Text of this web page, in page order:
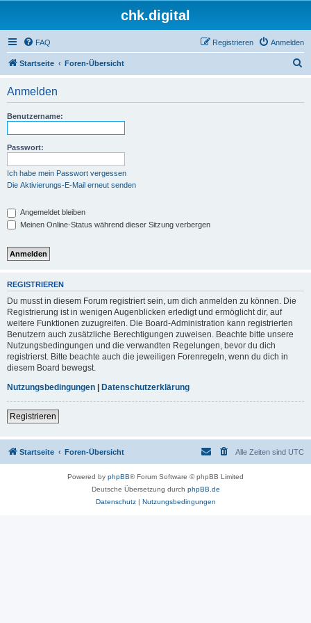
chk.digital
FAQ Anmelden
Registrieren
Startseite Foren-Übersicht
Anmelden
Benutzername:
Passwort:
Ich habe mein Passwort vergessen
Die Aktivierungs-E-Mail erneut senden
Angemeldet bleiben
Meinen Online-Status während dieser Sitzung verbergen
REGISTRIEREN
Du musst in diesem Forum registriert sein, um dich anmelden zu können. Die
Registrierung ist in wenigen Augenblicken erledigt und ermöglicht dir, auf
weitere Funktionen zuzugreifen. Die Board-Administration kann registrierten
Benutzern auch zusätzliche Berechtigungen zuweisen. Beachte bitte unsere
Nutzungsbedingungen und die verwandten Regelungen, bevor du dich
registrierst. Bitte beachte auch die jeweiligen Forenregeln, wenn du dich in
diesem Board bewegst.
Nutzungsbedingungen | Datenschutzerklärung
Registrieren
Startseite Foren-Übersicht Alle Zeiten sind UTC
Powered by phpBB® Forum Software © phpBB Limited
Deutsche Übersetzung durch phpBB.de
Datenschutz| Nutzungsbedingungen